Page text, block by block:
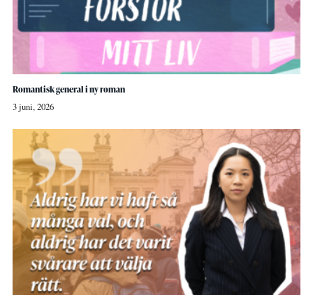
Romantisk general i ny roman
3 juni, 2026